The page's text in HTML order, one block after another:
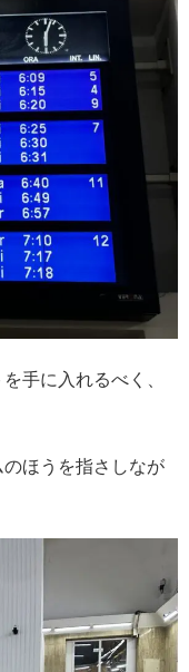
手に入れるべく、
ほうを指さしなが